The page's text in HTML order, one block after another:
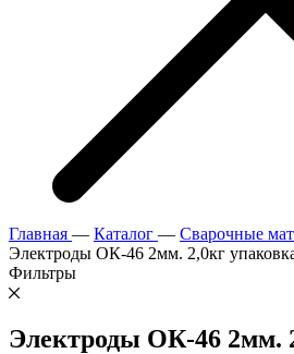
Главная — Каталог — Сварочные
Электроды ОК-46 2мм. 2,0кг
Фильтры
Электроды ОК-46 2мм.